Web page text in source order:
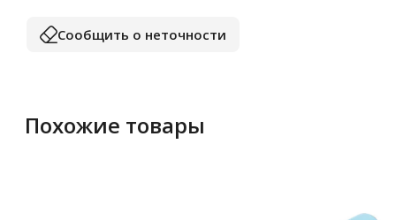
Сообщить о неточности
Похожие товары